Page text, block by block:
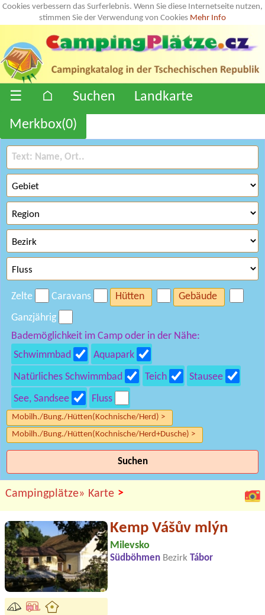
Cookies verbessern das Surferlebnis. Wenn Sie diese Internetseite nutzen,
stimmen Sie der Verwendung von Cookies Mehr Info
☰ ⌂ Suchen
Landkarte
Merkbox(0)
Zelte Caravans Hütten
Gebäude
Ganzjährig
Bademöglichkeit im Camp oder in der Nähe:
Schwimmbad
Aquapark
Natürliches Schwimmbad
Teich
Stausee
See, Sandsee
Fluss
Mobilh./Bung./Hütten(Kochnische/Herd) >
Mobilh./Bung./Hütten(Kochnische/Herd+Dusche) >
Suchen
Campingplätze» Karte >
Kemp Vášův mlýn
Milevsko
Südböhmen Bezirk Tábor